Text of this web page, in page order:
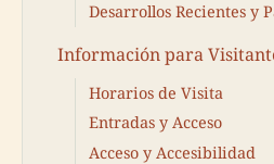
Desarrollos Recientes y
Información para
Horarios de Visita
Entradas y Acceso
Acceso y Accesibilidad